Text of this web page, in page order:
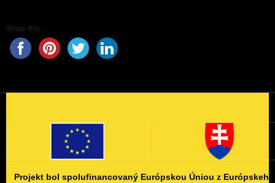
Share this...
Projekt bol spolufinancovaný Európskou Úniou z